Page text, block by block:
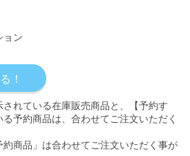
ョン
されている在庫販売商品と、【予約す
予約商品は、合わせてご注文いただく
約商品」は合わせてご注文いただく事が